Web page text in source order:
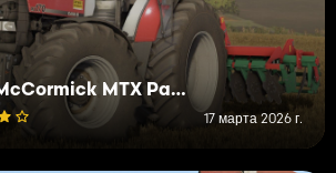
Case IH MX / McCormick MTX Pack Edit
17 марта 2026 г.